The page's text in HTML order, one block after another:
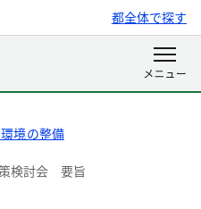
都全体で探す
境の整備
検討会 要旨